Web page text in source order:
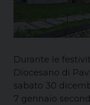
Durante le
Diocesano di
sabato 30
7 gennaio